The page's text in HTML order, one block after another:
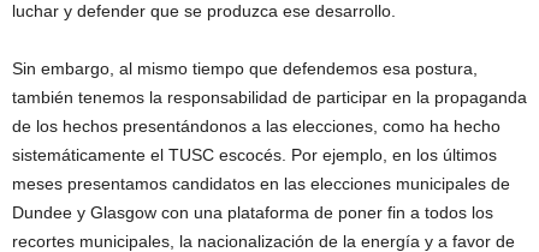
luchar y defender que se produzca ese desarrollo.
Sin embargo, al mismo tiempo que defendemos esa postura,
también tenemos la responsabilidad de participar en la propaganda
de los hechos presentándonos a las elecciones, como ha hecho
sistemáticamente el TUSC escocés. Por ejemplo, en los últimos
meses presentamos candidatos en las elecciones municipales de
Dundee y Glasgow con una plataforma de poner fin a todos los
recortes municipales, la nacionalización de la energía y a favor de